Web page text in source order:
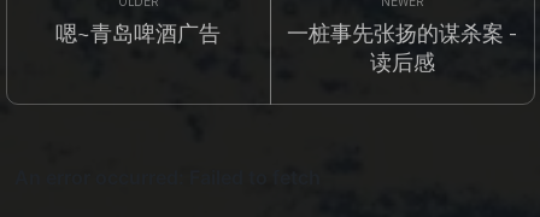
嗯~青岛啤酒广告
一桩事先张扬的谋杀案 -
读后感